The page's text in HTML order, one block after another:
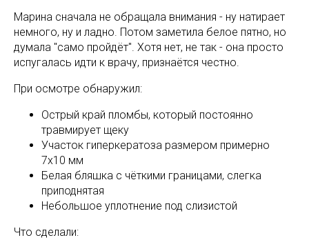
Марина сначала не обращала внимания - ну натирает
немного, ну и ладно. Потом заметила белое пятно, но
думала "само пройдёт". Хотя нет, не так - она просто
испугалась идти к врачу, признаётся честно.
При осмотре обнаружил:
Острый край пломбы, который постоянно
травмирует щеку
Участок гиперкератоза размером примерно
7x10 мм
Белая бляшка с чёткими границами, слегка
приподнятая
Небольшое уплотнение под слизистой
Что сделали: